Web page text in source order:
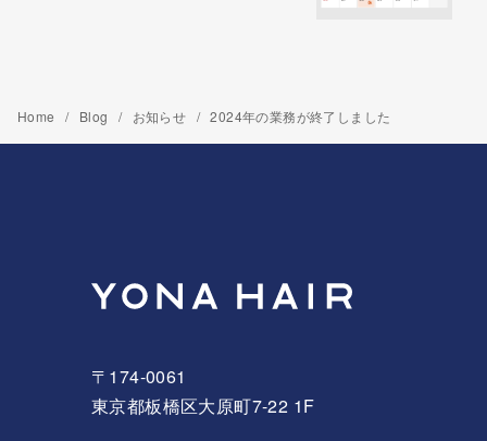
Home Blog お知らせ 2024年の業務が終了しました
〒174-0061
東京都板橋区大原町7-22 1F